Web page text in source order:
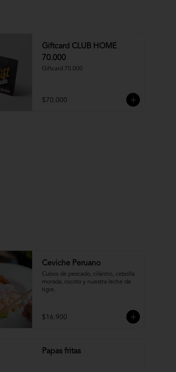
Giftcard CLUB HOME
70.000
Giftcard 70.000
$70.000
Ceviche Peruano
Cubos de pescado, cilántro, cebolla
morada, rocoto y nuestra leche de
tigre.
$16.900
Papas fritas